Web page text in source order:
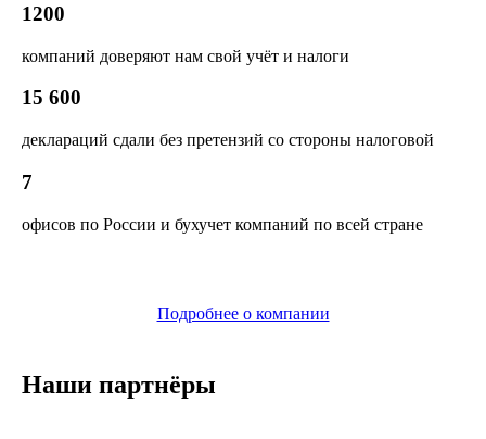
1200
компаний доверяют нам свой учёт и налоги
15 600
деклараций сдали без претензий со стороны налоговой
7
офисов по России и бухучет компаний по всей стране
Подробнее о компании
Наши партнёры